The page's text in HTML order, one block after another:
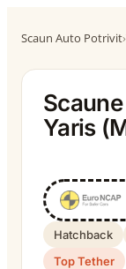
Scaun Auto Potrivit›
Yaris
Hatchback
Top Tether